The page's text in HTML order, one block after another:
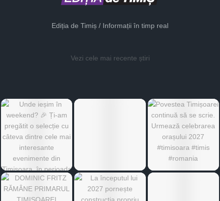
Ediția de Timiș / Informații în timp real
Vezi cele mai recente știri